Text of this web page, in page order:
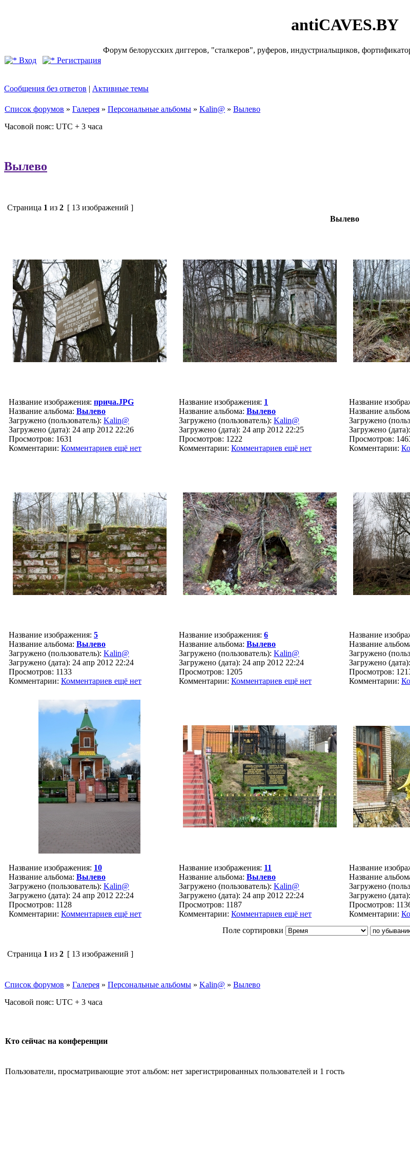
antiCAVES.BY
Форум белорусских диггеров, "сталкеров", руферов, индустриальщиков,
Вход
Регистрация
Сообщения без ответов | Активные темы
Список форумов » Галерея » Персональные альбомы » Kalin@ » Вылево
Часовой пояс: UTC + 3 часа
Вылево
Страница 1 из 2 [ 13 изображений ]
Вылево
Название изображения: прича.JPG
Название альбома: Вылево
Загружено (пользователь): Kalin@
Загружено (дата): 24 апр 2012 22:26
Просмотров: 1631
Комментарии: Комментариев ещё нет
Название изображения: 1
Название альбома: Вылево
Загружено (пользователь): Kalin@
Загружено (дата): 24 апр 2012 22:25
Просмотров: 1222
Комментарии: Комментариев ещё нет
Название
Название
Загружено
Загружено
Просмотров:
Комментарии:
Название изображения: 5
Название альбома: Вылево
Загружено (пользователь): Kalin@
Загружено (дата): 24 апр 2012 22:24
Просмотров: 1133
Комментарии: Комментариев ещё нет
Название изображения: 6
Название альбома: Вылево
Загружено (пользователь): Kalin@
Загружено (дата): 24 апр 2012 22:24
Просмотров: 1205
Комментарии: Комментариев ещё нет
Название
Название
Загружено
Загружено
Просмотров:
Комментарии:
Название изображения: 10
Название альбома: Вылево
Загружено (пользователь): Kalin@
Загружено (дата): 24 апр 2012 22:24
Просмотров: 1128
Комментарии: Комментариев ещё нет
Название изображения: 11
Название альбома: Вылево
Загружено (пользователь): Kalin@
Загружено (дата): 24 апр 2012 22:24
Просмотров: 1187
Комментарии: Комментариев ещё нет
Название
Название
Загружено
Загружено
Просмотров:
Комментарии:
Поле сортировки
Страница 1 из 2 [ 13 изображений ]
Список форумов » Галерея » Персональные альбомы » Kalin@ » Вылево
Часовой пояс: UTC + 3 часа
Кто сейчас на конференции
Пользователи, просматривающие этот альбом: нет зарегистрированных пользователей и 1 гость